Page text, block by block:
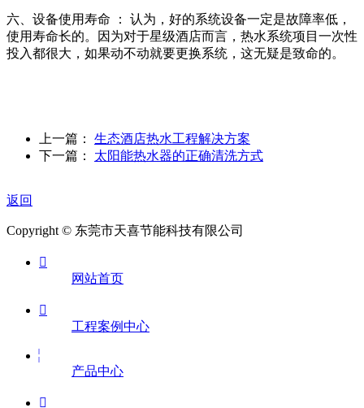
六、设备使用寿命 ： 认为，好的系统设备一定是故障率低，
使用寿命长的。因为对于星级酒店而言，热水系统项目一次性
投入都很大，如果动不动就要更换系统，这无疑是致命的。
上一篇： 生态酒店热水工程解决方案
下一篇： 太阳能热水器的正确清洗方式
返回
Copyright © 东莞市天喜节能科技有限公司

网站首页

工程案例中心
产品中心
